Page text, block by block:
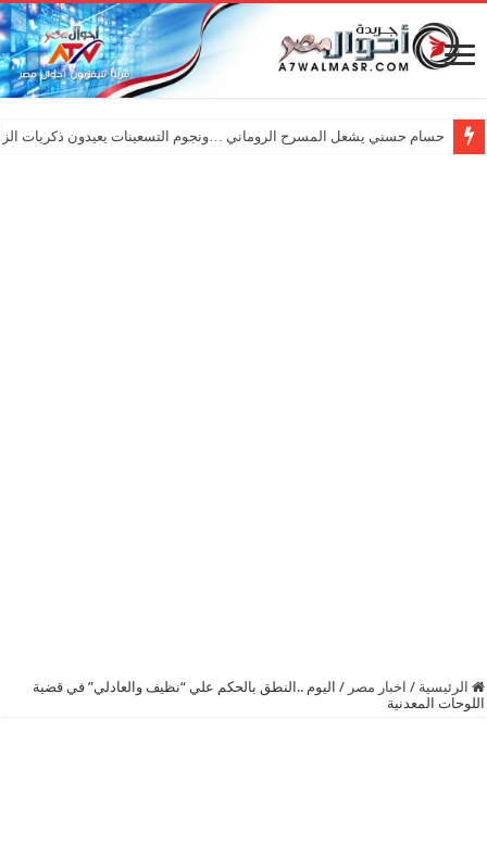
حسام حسني يشعل المسرح الروماني …ونجوم التسعينات يعيدون ذكريات
الرئيسية / اخبار مصر / اليوم ..النطق بالحكم علي “نظيف والعادلي” في قضية
اللوحات المعدنية